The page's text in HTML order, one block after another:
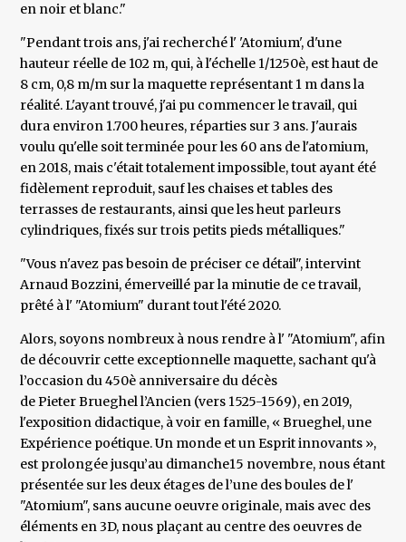
en noir et blanc."
"Pendant trois ans, j'ai recherché l' 'Atomium', d'une
hauteur réelle de 102 m, qui, à l'échelle 1/1250è, est haut de
8 cm, 0,8 m/m sur la maquette représentant 1 m dans la
réalité. L'ayant trouvé, j'ai pu commencer le travail, qui
dura environ 1.700 heures, réparties sur 3 ans. J'aurais
voulu qu'elle soit terminée pour les 60 ans de l'atomium,
en 2018, mais c'était totalement impossible, tout ayant été
fidèlement reproduit, sauf les chaises et tables des
terrasses de restaurants, ainsi que les heut parleurs
cylindriques, fixés sur trois petits pieds métalliques."
"Vous n'avez pas besoin de préciser ce détail", intervint
Arnaud Bozzini, émerveillé par la minutie de ce travail,
prêté à l' "Atomium" durant tout l'été 2020.
Alors, soyons nombreux à nous rendre à l' "Atomium", afin
de découvrir cette exceptionnelle maquette, sachant qu'à
l’occasion du 450è anniversaire du décès
de Pieter Brueghel l’Ancien (vers 1525-1569), en 2019,
l'exposition didactique, à voir en famille, « Brueghel, une
Expérience poétique. Un monde et un Esprit innovants »,
est prolongée jusqu’au dimanche15 novembre, nous étant
présentée sur les deux étages de l’une des boules de l'
"Atomium", sans aucune oeuvre originale, mais avec des
éléments en 3D, nous plaçant au centre des oeuvres de